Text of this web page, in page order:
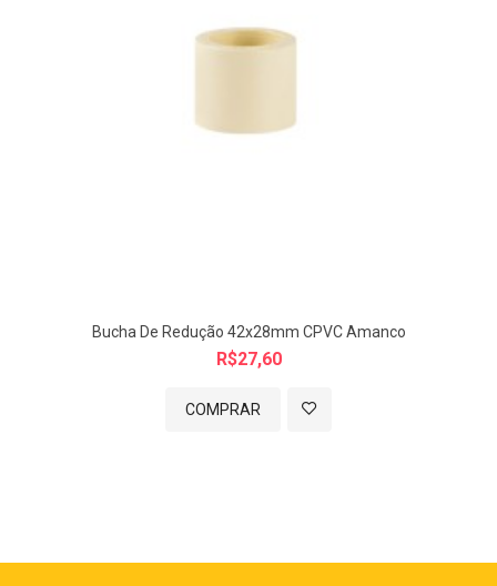
Bucha De Redução 42x28mm CPVC Amanco
R$27,60
COMPRAR